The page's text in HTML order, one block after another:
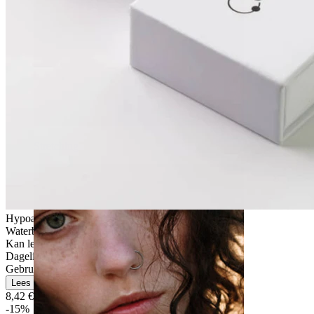
Hypoallergeen
Waterbestendig
Kan levenslang meegaan
Dagelijks gebruik
Gebruikersvriendelijk
Lees meer
8,42 € 9,90 €
-15%